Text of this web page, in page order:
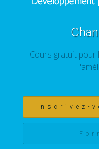
Cours gratuit pour
Inscrivez-